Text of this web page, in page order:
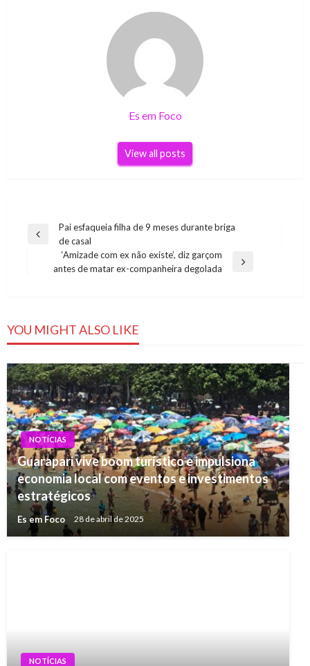
Es em Foco
View all posts
Navegação
Post
Previous
Pai esfaqueia filha de 9 meses durante briga
de casal
Next
‘Amizade com ex não existe’, diz garçom
antes de matar ex-companheira degolada
YOU MIGHT ALSO LIKE
NOTÍCIAS
Guarapari vive boom turístico e impulsiona
economia local com eventos e investimentos
estratégicos
Es em Foco 28 de abril de 2025
NOTÍCIAS